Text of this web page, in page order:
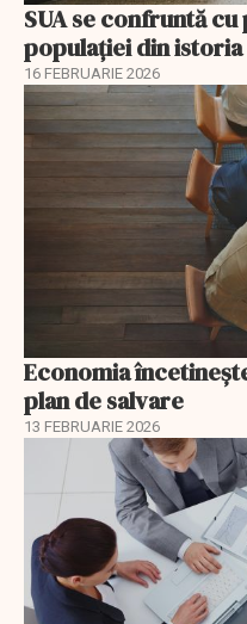
SUA se confruntă
populației din istoria
16 FEBRUARIE 2026
Economia
plan de salvare
13 FEBRUARIE 2026